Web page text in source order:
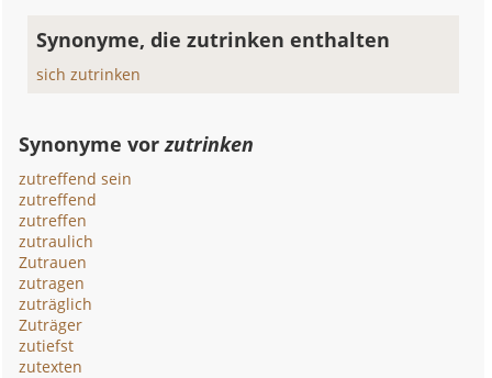
Synonyme, die zutrinken enthalten
sich zutrinken
Synonyme vorzutrinken
zutreffend sein
zutreffend
zutreffen
zutraulich
Zutrauen
zutragen
zuträglich
Zuträger
zutiefst
zutexten